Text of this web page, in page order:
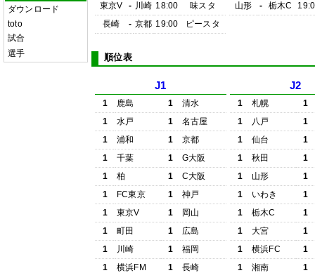
ダウンロード
toto
試合
選手
東京V
- 川崎 18:00
味スタ
長崎
- 京都 19:00 ピースタ
山形
- 栃木C
順位表
J1
1 鹿島 1
清水
1
水戸 1
名古屋
1
浦和 1
京都
1
千葉 1
G大阪
1
柏 1
C大阪
1
FC東京 1
神戸
1
東京V 1
岡山
1
町田 1
広島
1
川崎 1
福岡
1
横浜FM 1 長崎
J2
1 札幌
1
1
八戸
1
1
仙台
1
1
秋田
1
1
山形
1
1
いわき
1
1
栃木C
1
1
大宮
1
1
横浜FC
1
1
湘南 1